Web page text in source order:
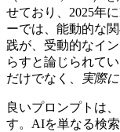
せており、2025年
ーでは、能動的な
践が、受動的なイ
らすと論じられて
だけでなく、
実際
良いプロンプトは
す。AIを単なる検